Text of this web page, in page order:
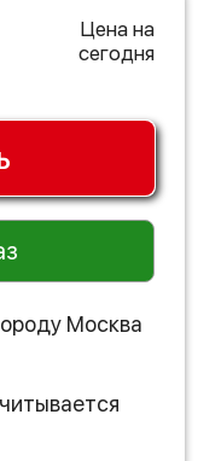
Цена на
сегодня
Москва